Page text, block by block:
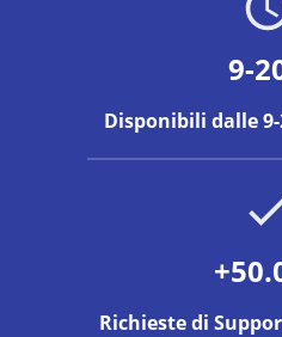
9-
Disponibili dalle
Richieste di